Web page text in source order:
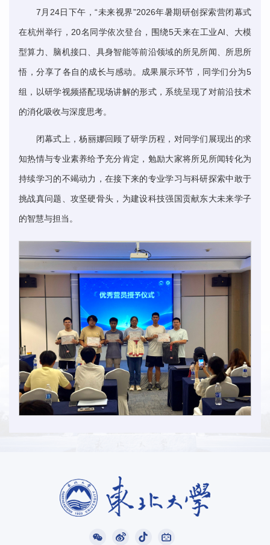
7月24日下午，“未来视界”2026年暑期研创探索营闭幕式
在杭州举行，20名同学依次登台，围绕5天来在工业AI、大模
型算力、脑机接口、具身智能等前沿领域的所见所闻、所思所
悟，分享了各自的成长与感动。成果展示环节，同学们分为5
组，以研学视频搭配现场讲解的形式，系统呈现了对前沿技术
的消化吸收与深度思考。
闭幕式上，杨丽娜回顾了研学历程，对同学们展现出的求
知热情与专业素养给予充分肯定，勉励大家将所见所闻转化为
持续学习的不竭动力，在接下来的专业学习与科研探索中敢于
挑战真问题、攻坚硬骨头，为建设科技强国贡献东大未来学子
的智慧与担当。